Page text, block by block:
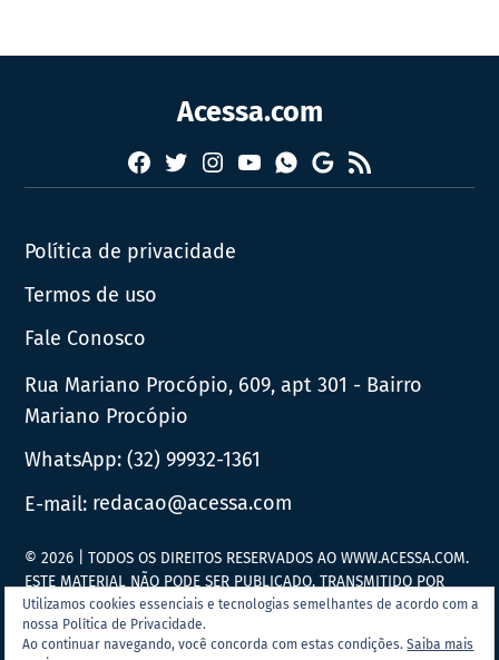
Acessa.com
Facebook
TwitterInstagram
YouTubeWhatsapp
Google
News
RSS
Política de privacidade
Termos de uso
Fale Conosco
Rua Mariano Procópio, 609, apt 301 - Bairro
Mariano Procópio
WhatsApp:(32) 99932-1361
E-mail: redacao@acessa.com
Utilizamos cookies essenciais e tecnologias semelhantes de acordo com a
nossa Política de Privacidade.
Ao continuar navegando, você concorda com estas condições.Saiba mais
© 2026 | TODOS OS DIREITOS RESERVADOS AO WWW.ACESSA.COM.
ESTE MATERIAL NÃO PODE SER PUBLICADO, TRANSMITIDO POR
BROADCAST, REESCRITO OU REDISTRIBUÍDO SEM PRÉVIA
AUTORIZAÇÃO.